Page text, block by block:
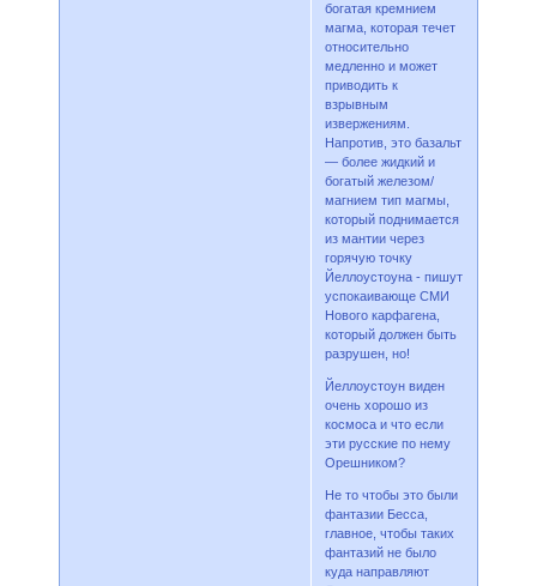
богатая кремнием
магма, которая течет
относительно
медленно и может
приводить к
взрывным
извержениям.
Напротив, это базальт
— более жидкий и
богатый железом/
магнием тип магмы,
который поднимается
из мантии через
горячую точку
Йеллоустоуна - пишут
успокаивающе СМИ
Нового карфагена,
который должен быть
разрушен, но!
Йеллоустоун виден
очень хорошо из
космоса и что если
эти русские по нему
Орешником?
Не то чтобы это были
фантазии Бесса,
главное, чтобы таких
фантазий не было
куда направляют